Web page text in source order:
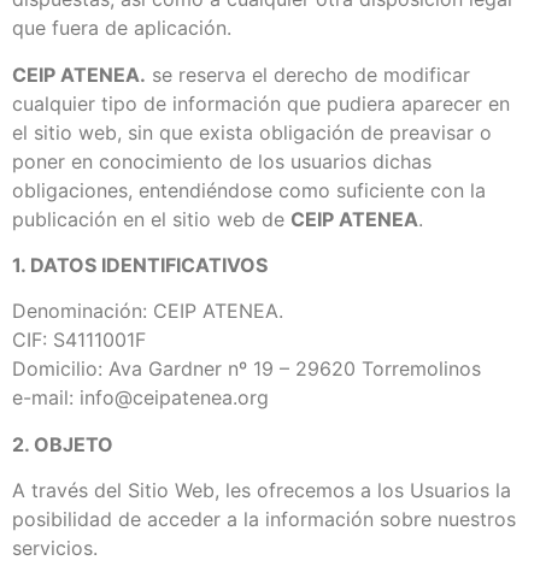
que fuera de aplicación.
CEIP ATENEA. se reserva el derecho de modificar
cualquier tipo de información que pudiera aparecer en
el sitio web, sin que exista obligación de preavisar o
poner en conocimiento de los usuarios dichas
obligaciones, entendiéndose como suficiente con la
publicación en el sitio web de CEIP ATENEA.
1. DATOS IDENTIFICATIVOS
Denominación: CEIP ATENEA.
CIF: S4111001F
Domicilio: Ava Gardner nº 19 – 29620 Torremolinos
e-mail: info@ceipatenea.org
2. OBJETO
A través del Sitio Web, les ofrecemos a los Usuarios la
posibilidad de acceder a la información sobre nuestros
servicios.